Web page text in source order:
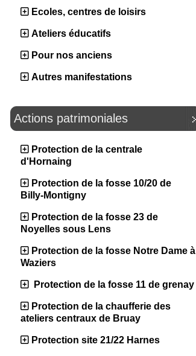
Ecoles, centres de loisirs
Ateliers éducatifs
Pour nos anciens
Autres manifestations
Actions patrimoniales
Protection de la centrale
d'Hornaing
Protection de la fosse 10/20 de
Billy-Montigny
Protection de la fosse 23 de
Noyelles sous Lens
Protection de la fosse Notre Dame à
Waziers
Protection de la fosse 11 de grenay
Protection de la chaufferie des
ateliers centraux de Bruay
Protection site 21/22 Harnes